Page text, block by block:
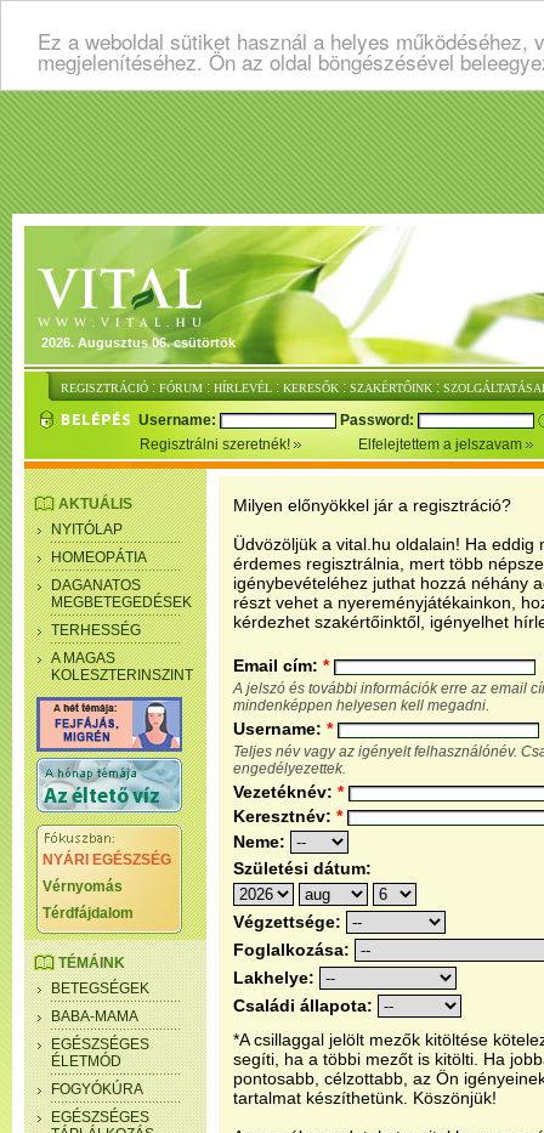
Ez a weboldal sütiket használ a helyes
megjelenítéséhez. Ön az oldal böngészésével
2026. Augusztus 06. csütörtök
REGISZTRÁCIÓ : FÓRUM : HÍRLEVÉL : KERESŐK : SZAKÉRTŐINK :
Username:
Password:
Regisztrálni szeretnék!
Elfelejtettem a jelszavam
AKTUÁLIS
NYITÓLAP
HOMEOPÁTIA
DAGANATOS
MEGBETEGEDÉSEK
TERHESSÉG
A MAGAS
KOLESZTERINSZINT
NYÁRI EGÉSZSÉG
Vérnyomás
Térdfájdalom
TÉMÁINK
BETEGSÉGEK
BABA-MAMA
EGÉSZSÉGES
ÉLETMÓD
FOGYÓKÚRA
EGÉSZSÉGES
Milyen előnyökkel jár a regisztráció?
Üdvözöljük a vital.hu oldalain! Ha eddig
érdemes regisztrálnia, mert több
igénybevételéhez juthat hozzá néhány
részt vehet a nyereményjátékainkon,
kérdezhet szakértőinktől, igényelhet
Email cím: *
A jelszó és további információk erre az email
mindenképpen helyesen kell megadni.
Username: *
Teljes név vagy az igényelt felhasználónév.
engedélyezettek.
Vezetéknév: *
Keresztnév: *
Neme:
Születési dátum:
Végzettsége:
Foglalkozása:
Lakhelye:
Családi állapota:
*A csillaggal jelölt mezők kitöltése
segíti, ha a többi mezőt is kitölti. Ha
pontosabb, célzottabb, az Ön
tartalmat készíthetünk. Köszönjük!